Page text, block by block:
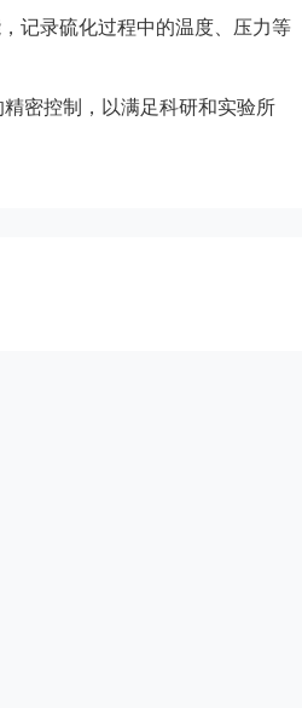
记录硫化过程中的温度、压力等
密控制，以满足科研和实验所